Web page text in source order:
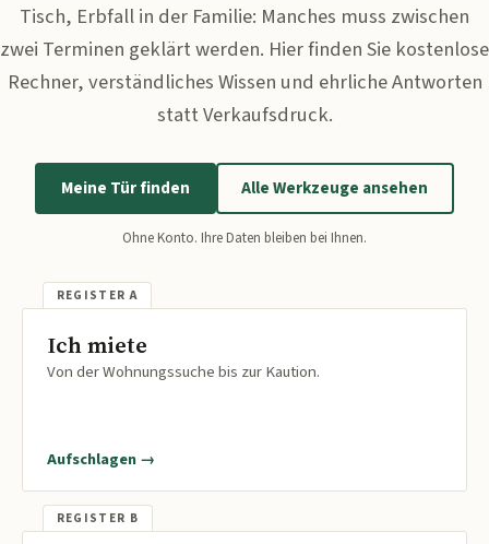
Tisch, Erbfall in der Familie: Manches muss zwischen
zwei Terminen geklärt werden. Hier finden Sie kostenlose
Rechner, verständliches Wissen und ehrliche Antworten
statt Verkaufsdruck.
Meine Tür finden Alle Werkzeuge ansehen
Ohne Konto. Ihre Daten bleiben bei Ihnen.
Ich miete
Von der Wohnungssuche bis zur Kaution.
Aufschlagen →